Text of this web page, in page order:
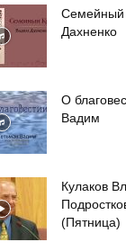
Семейный
Дахненко
О
Вадим
Кулаков
(Пятница)